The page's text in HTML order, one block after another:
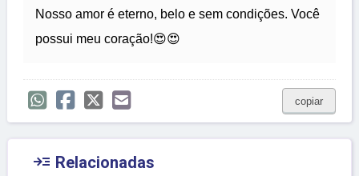
Nosso amor é eterno, belo e sem condições. Você
possui meu coração!😍😍
copiar
 Relacionadas